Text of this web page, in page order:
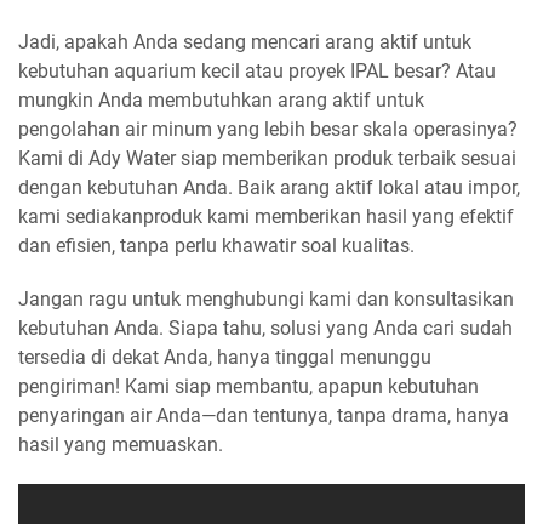
Jadi, apakah Anda sedang mencari arang aktif untuk
kebutuhan aquarium kecil atau proyek IPAL besar? Atau
mungkin Anda membutuhkan arang aktif untuk
pengolahan air minum yang lebih besar skala operasinya?
Kami di Ady Water siap memberikan produk terbaik sesuai
dengan kebutuhan Anda. Baik arang aktif lokal atau impor,
kami sediakanproduk kami memberikan hasil yang efektif
dan efisien, tanpa perlu khawatir soal kualitas.
Jangan ragu untuk menghubungi kami dan konsultasikan
kebutuhan Anda. Siapa tahu, solusi yang Anda cari sudah
tersedia di dekat Anda, hanya tinggal menunggu
pengiriman! Kami siap membantu, apapun kebutuhan
penyaringan air Anda—dan tentunya, tanpa drama, hanya
hasil yang memuaskan.